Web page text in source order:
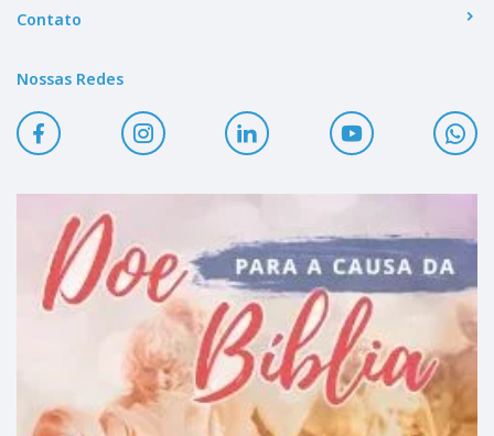
Contato
Nossas Redes